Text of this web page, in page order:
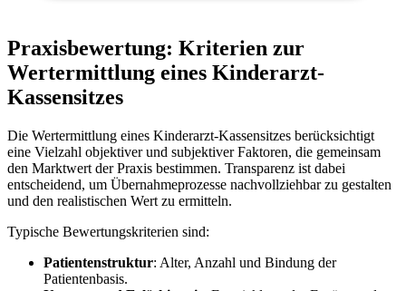
Praxisbewertung: Kriterien zur
Wertermittlung eines Kinderarzt-
Kassensitzes
Die Wertermittlung eines Kinderarzt-Kassensitzes berücksichtigt
eine Vielzahl objektiver und subjektiver Faktoren, die gemeinsam
den Marktwert der Praxis bestimmen. Transparenz ist dabei
entscheidend, um Übernahmeprozesse nachvollziehbar zu gestalten
und den realistischen Wert zu ermitteln.
Typische Bewertungskriterien sind:
Patientenstruktur: Alter, Anzahl und Bindung der
Patientenbasis.